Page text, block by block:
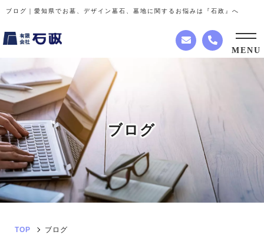
ブログ｜愛知県でお墓、デザイン墓石、墓地に関するお悩みは『石政』へ
MENU
ブロ グ
TOP ブログ